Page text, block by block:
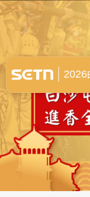
白沙屯媽
2026